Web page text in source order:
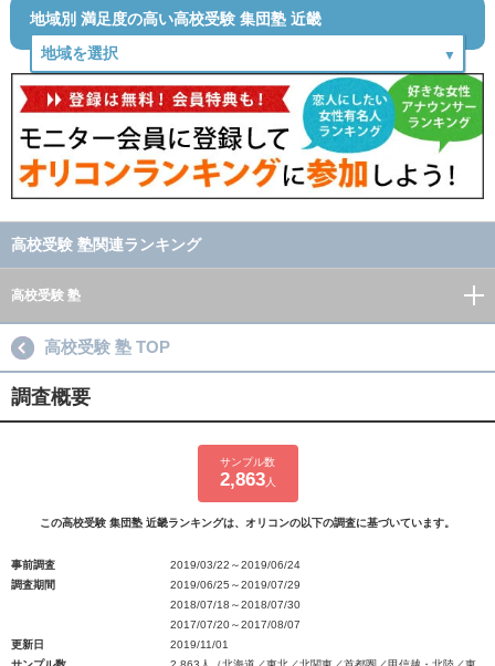
地域別 満足度の高い高校受験 集団塾 近畿
高校受験 塾関連ランキング
高校受験 塾
高校受験 塾 TOP
調査概要
サンプル数
2,863人
この高校受験 集団塾 近畿ランキングは、オリコンの以下の調査に基づいています。
事前調査
2019/03/22～2019/06/24
調査期間
2019/06/25～2019/07/29
2018/07/18～2018/07/30
2017/07/20～2017/08/07
更新日
2019/11/01